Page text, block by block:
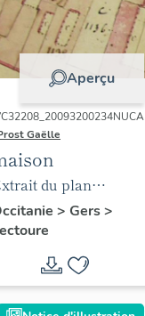
Aperçu
Gaëlle
du plan
1824.
> Gers>